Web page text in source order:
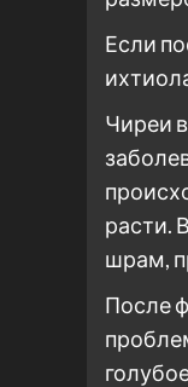
Если
Чиреи
расти.
шрам,
После